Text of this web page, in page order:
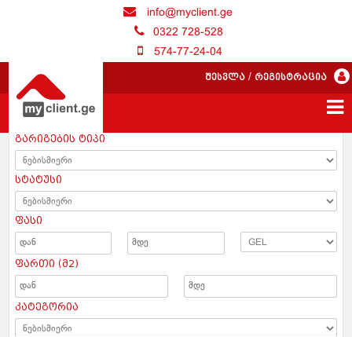
info@myclient.ge
0322 728-528
574-77-24-04
შესვლა / რეგისტრაცია
გარიგების ტიპი
სტატუსი
ფასი
ფართი (მ2)
კატეგორია